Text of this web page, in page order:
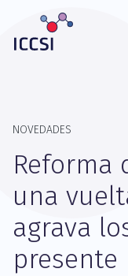
NOVEDADES
Reforma
una
agrava
presente